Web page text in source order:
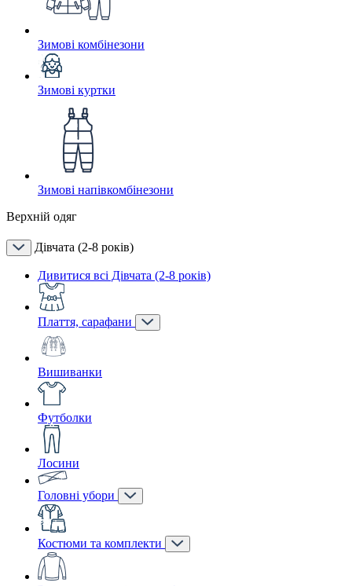
Зимові комбінезони
Зимові куртки
Зимові напівкомбінезони
Верхній одяг
Дівчата (2-8 років)
Дивитися всі Дівчата (2-8 років)
Плаття, сарафани
Вишиванки
Футболки
Лосини
Головні убори
Костюми та комплекти